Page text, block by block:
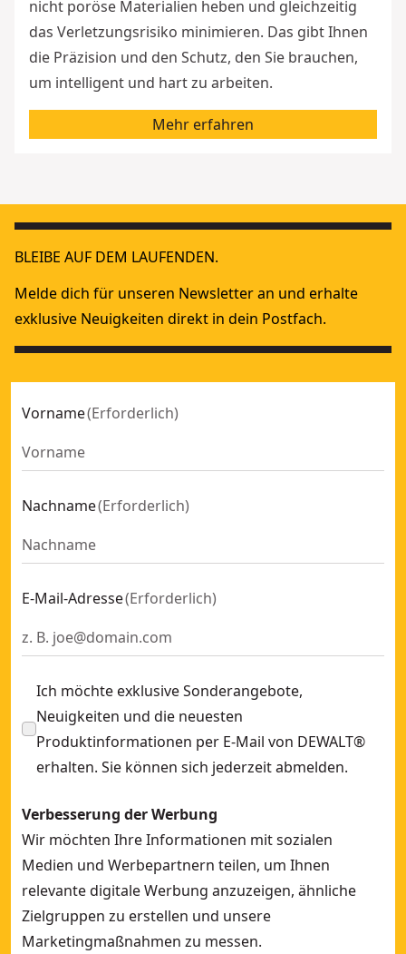
nicht poröse Materialien heben und gleichzeitig
das Verletzungsrisiko minimieren. Das gibt Ihnen
die Präzision und den Schutz, den Sie brauchen,
um intelligent und hart zu arbeiten.
Mehr erfahren
BLEIBE AUF DEM LAUFENDEN.
Melde dich für unseren Newsletter an und erhalte
exklusive Neuigkeiten direkt in dein Postfach.
Vorname(Erforderlich)
Nachname(Erforderlich)
E-Mail-Adresse(Erforderlich)
Ich möchte exklusive Sonderangebote,
Neuigkeiten und die neuesten
Produktinformationen per E-Mail von DEWALT®
erhalten. Sie können sich jederzeit abmelden.
Verbesserung der Werbung
Wir möchten Ihre Informationen mit sozialen
Medien und Werbepartnern teilen, um Ihnen
relevante digitale Werbung anzuzeigen, ähnliche
Zielgruppen zu erstellen und unsere
Marketingmaßnahmen zu messen.